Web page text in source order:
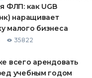
ПО
ФЛП: как UGB
наращивает
малого бизнеса
35822
всего арендовать
учебным годом